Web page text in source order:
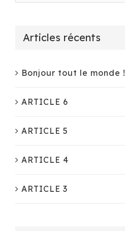
Articles récents
Bonjour tout le monde !
ARTICLE 6
ARTICLE 5
ARTICLE 4
ARTICLE 3